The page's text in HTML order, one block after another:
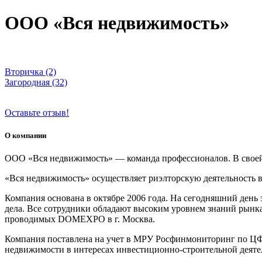
ООО «Вся недвижимость»
Вторичка (2)
Загородная (32)
Оставьте отзыв!
О компании
ООО «Вся недвижимость» — команда профессионалов. В
«Вся недвижимость» осуществляет риэлторскую
Компания основана в октябре 2006 года. На сегодняшний
дела. Все сотрудники обладают высоким уровнем знаний
проводимых DOMEXPO в г. Москва.
Компания поставлена на учет в МРУ Росфинмониторинг по
недвижимости в интересах инвестиционно-строительной